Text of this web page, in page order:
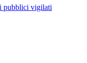
pubblici vigilati